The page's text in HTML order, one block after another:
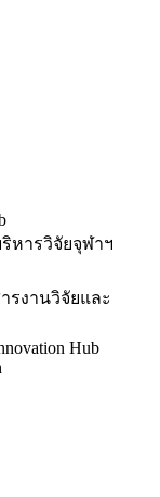
หารวิจัยจุฬาฯ
รงานวิจัยและ
Hub